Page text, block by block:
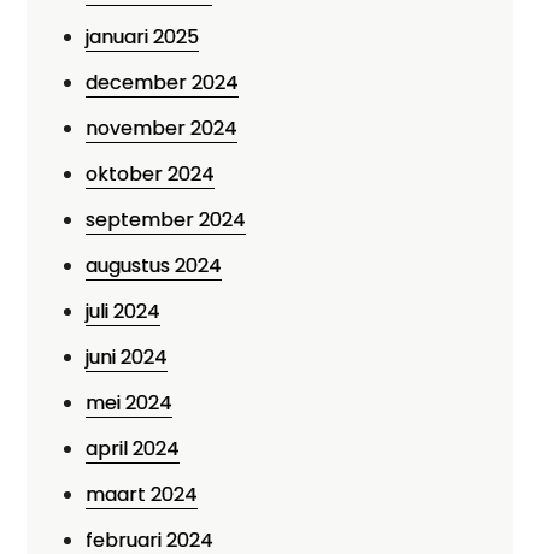
januari 2025
december 2024
november 2024
oktober 2024
september 2024
augustus 2024
juli 2024
juni 2024
mei 2024
april 2024
maart 2024
februari 2024